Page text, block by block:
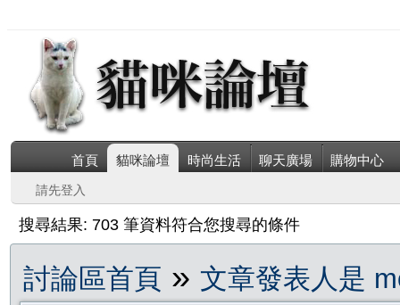
首頁 貓咪論壇 時尚生活 聊天廣場 購物中心
請先登入
搜尋結果: 703 筆資料符合您搜尋的條件
討論區首頁 » 文章發表人是